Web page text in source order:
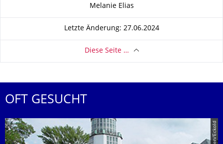
Melanie Elias
Letzte Änderung: 27.06.2024
Diese Seite …
OFT GESUCHT